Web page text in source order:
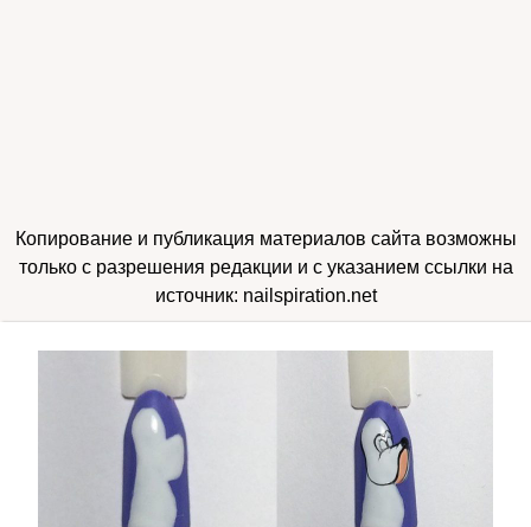
Копирование и публикация материалов сайта возможны
только с разрешения редакции и с указанием ссылки на
источник: nailspiration.net